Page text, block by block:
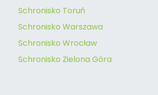
Schronisko Toruń
Schronisko Warszawa
Schronisko Wrocław
Schronisko Zielona Góra